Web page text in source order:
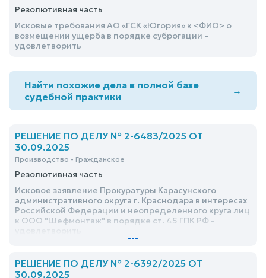
Резолютивная часть
Исковые требования АО «ГСК «Югория» к <ФИО> о
возмещении ущерба в порядке суброгации –
удовлетворить
Найти похожие дела в полной базе
судебной практики
→
РЕШЕНИЕ ПО ДЕЛУ № 2-6483/2025 ОТ
30.09.2025
Производство - Гражданское
Резолютивная часть
Исковое заявление Прокуратуры Карасунского
административного округа г. Краснодара в интересах
Российской Федерации и неопределенного круга лиц
к ООО "Шефмонтаж" в порядке ст. 45 ГПК РФ -
...
РЕШЕНИЕ ПО ДЕЛУ № 2-6392/2025 ОТ
30.09.2025